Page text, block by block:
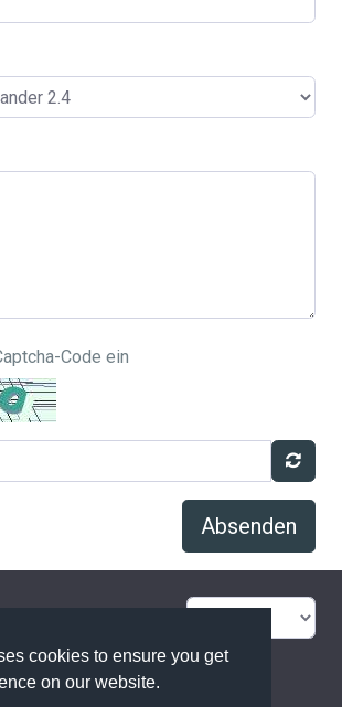
cookies to ensure you get
on our website.
Code ein
Absenden